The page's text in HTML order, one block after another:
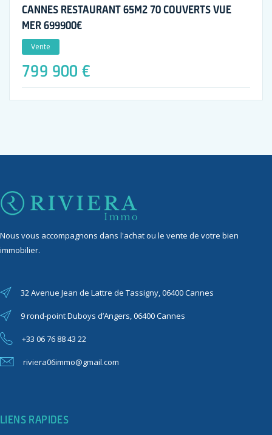
CANNES RESTAURANT 65M2 70 COUVERTS VUE
MER 699900€
Vente
799 900 €
Nous vous accompagnons dans l'achat ou le vente de votre bien
immobilier.
32 Avenue Jean de Lattre de Tassigny, 06400 Cannes
9 rond-point Duboys d’Angers, 06400 Cannes
+33 06 76 88 43 22
riviera06immo@gmail.com
LIENS RAPIDES